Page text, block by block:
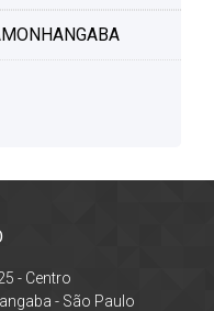
- Centro
- São Paulo